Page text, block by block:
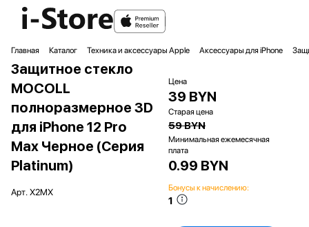
Главная Каталог Техника и аксессуары Apple Аксессуары для iPhone
Защитное стекло
MOCOLL
полноразмерное 3D
для iPhone 12 Pro
Max Черное (Серия
Platinum)
Арт. X2MX
Цена
39 BYN
Старая цена
59 BYN
Минимальная ежемесячная
плата
0.99 BYN
Бонусы к начислению:
1